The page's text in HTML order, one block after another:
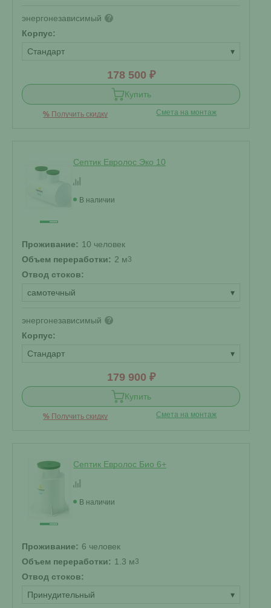
энергонезависимый ?
Корпус:
Стандарт
▾
178 500 ₽
Купить
% Получить скидку Смета на монтаж
Септик Евролос Эко 10
В наличии
Проживание: 10 человек
Объем переработки: 2 м3
Отвод стоков:
самотечный
▾
энергонезависимый ?
Корпус:
Стандарт
▾
179 900 ₽
Купить
% Получить скидку Смета на монтаж
Септик Евролос Био 6+
В наличии
Проживание: 6 человек
Объем переработки: 1.3 м3
Отвод стоков:
Принудительный
▾